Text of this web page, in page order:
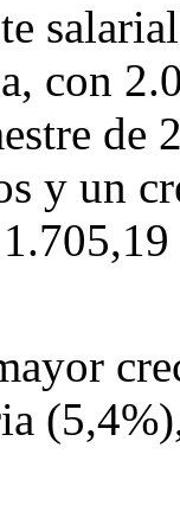
con
de
y un